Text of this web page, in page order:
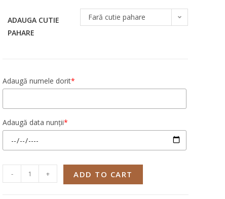
ADAUGA CUTIE
PAHARE
Fară cutie pahare
Adaugă numele dorit*
Adaugă data nunții*
- + ADD TO CART